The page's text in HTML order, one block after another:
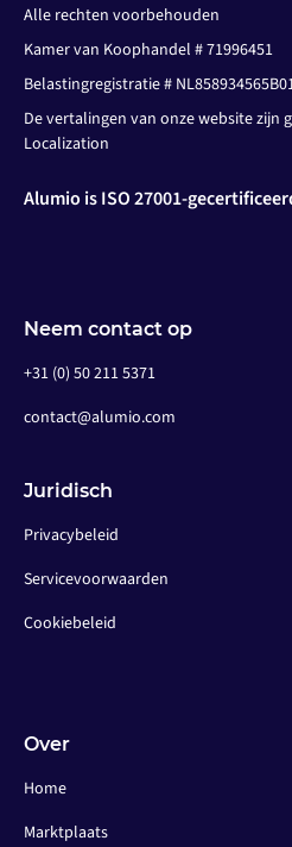
Alle rechten voorbehouden
Kamer van Koophandel # 71996451
Belastingregistratie #
De vertalingen van onze website zijn
Localization
Alumio is ISO 27001-
Neem contact op
+31 (0) 50 211 5371
contact@alumio.com
Juridisch
Privacybeleid
Servicevoorwaarden
Cookiebeleid
Over
Home
Marktplaats